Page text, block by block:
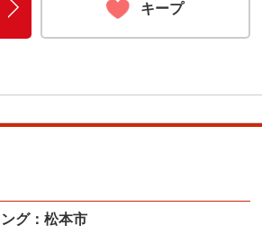
キープ
グ：松本市